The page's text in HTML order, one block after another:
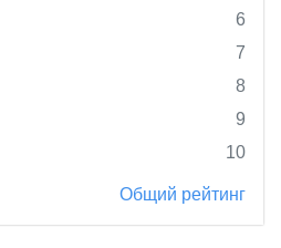
6
7
8
9
10
Общий рейтинг